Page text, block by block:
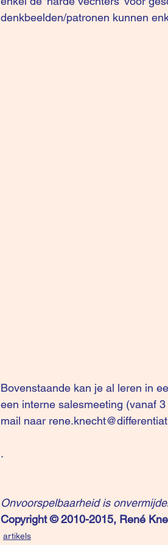
denkbeelden/patronen kunnen
Bovenstaande kan je al leren in
een interne salesmeeting (vanaf
mail naar
.
Onvoorspelbaarheid is
Copyright © 2010-2015, René
artikels